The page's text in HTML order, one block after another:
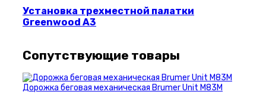
Установка трехместной палатки
Greenwood A3
Сопутствующие товары
Дорожка беговая механическая Brumer Unit M83M